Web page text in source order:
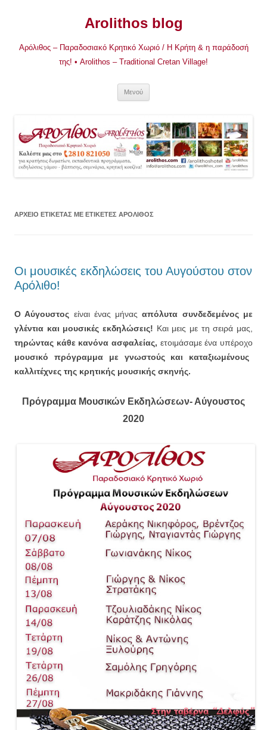
Arolithos blog
Αρόλιθος – Παραδοσιακό Κρητικό Χωριό / Η Κρήτη & η παράδοσή
της! • Arolithos – Traditional Cretan Village!
Μενού
ΑΡΧΕΊΟ ΕΤΙΚΈΤΑΣ ΜΕ ΕΤΙΚΈΤΕΣ ΑΡΌΛΙΘΟΣ
Οι μουσικές εκδηλώσεις του Αυγούστου στον
Αρόλιθο!
Ο Αύγουστος είναι ένας μήναςαπόλυτα συνδεδεμένος με
γλέντια και μουσικές εκδηλώσεις! Και μεις με τη σειρά μας,
τηρώντας κάθε κανόνα ασφαλείας, ετοιμάσαμε ένα υπέροχο
μουσικό πρόγραμμα με γνωστούς και καταξιωμένους
καλλιτέχνες της κρητικής μουσικής σκηνής.
Πρόγραμμα Μουσικών Εκδηλώσεων- Αύγουστος
2020